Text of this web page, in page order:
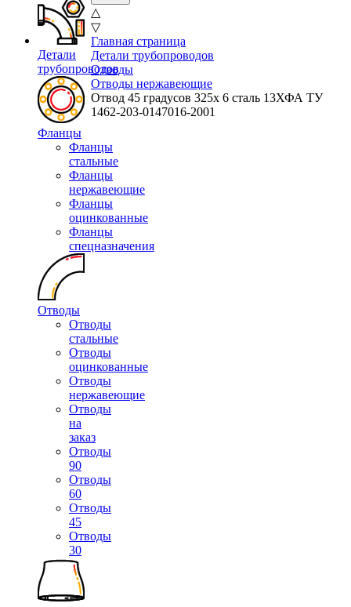
Детали
трубопроводов
Фланцы
Фланцы
стальные
Фланцы
нержавеющие
Фланцы
оцинкованные
Фланцы
спецназначения
Отводы
Отводы
стальные
Отводы
оцинкованные
Отводы
нержавеющие
Отводы
на
заказ
Отводы
90
Отводы
60
Отводы
45
Отводы
30
△
▽
Главная страница
Детали трубопроводов
Отводы
Отводы нержавеющие
Отвод 45 градусов 325х 6 сталь 13ХФА ТУ
1462-203-0147016-2001